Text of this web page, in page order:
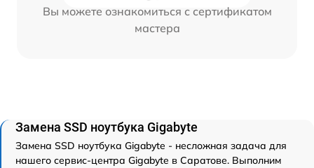
Вы можете ознакомиться с сертификатом
мастера
Замена SSD ноутбука Gigabyte
Замена SSD ноутбука Gigabyte - несложная задача для
нашего сервис-центра Gigabyte в Саратове. Выполним